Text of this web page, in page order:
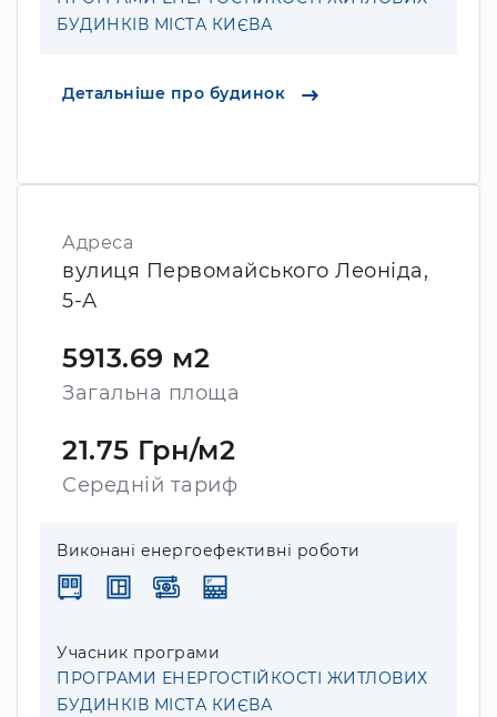
БУДИНКІВ МІСТА КИЄВА
Детальніше про будинок
Адреса
вулиця Первомайського Леоніда,
5-А
5913.69 м2
Загальна площа
21.75 Грн/м2
Середній тариф
Виконані енергоефективні роботи
Учасник програми
ПРОГРАМИ ЕНЕРГОСТІЙКОСТІ ЖИТЛОВИХ
БУДИНКІВ МІСТА КИЄВА